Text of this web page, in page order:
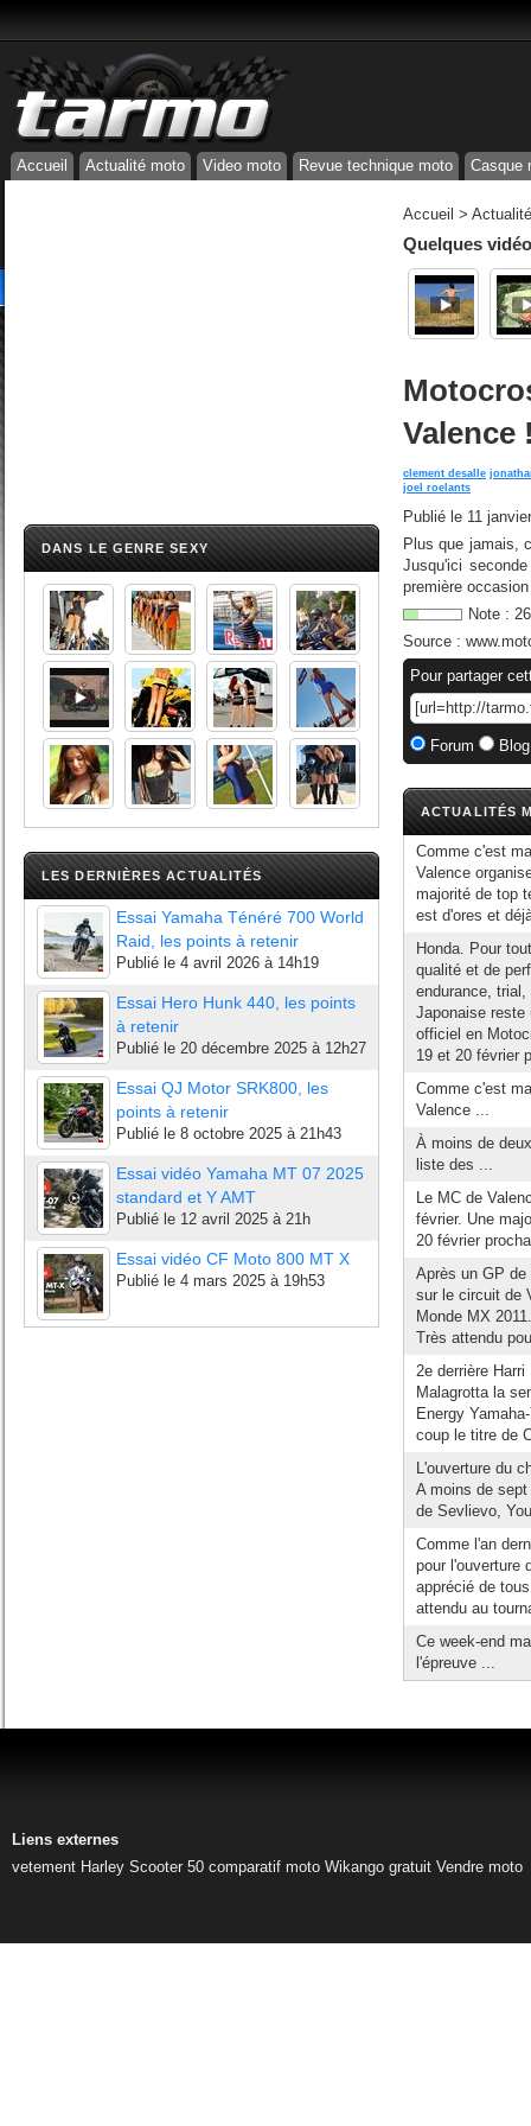
Accueil Actualité moto Video moto Revue technique moto Casque
DANS LE GENRE SEXY
LES DERNIÈRES ACTUALITÉS
Essai Yamaha Ténéré 700 World
Raid, les points à retenir
Publié le 4 avril 2026 à 14h19
Essai Hero Hunk 440, les points
à retenir
Publié le 20 décembre 2025 à 12h27
Essai QJ Motor SRK800, les
points à retenir
Publié le 8 octobre 2025 à 21h43
Essai vidéo Yamaha MT 07 2025
standard et Y AMT
Publié le 12 avril 2025 à 21h
Essai vidéo CF Moto 800 MT X
Publié le 4 mars 2025 à 19h53
Accueil >
Quelques
Valence
clement desalle
joel roelants
Publié le 11
Plus que jamais,
Jusqu'ici
première
Note : 26
Source :
Pour partager
Forum
ACTUALITÉS
Comme c'est
Valence
majorité de top
est d'ores et
Honda. Pour
qualité et de
endurance,
Japonaise reste
officiel en
19 et 20 février
Comme c'est
Valence ...
À moins de
liste des ...
Le MC de
février. Une
20 février
Après un GP
sur le circuit de
Monde MX
Très attendu
2e derrière
Malagrotta la
Energy
coup le titre de
L'ouverture du
A moins de
de Sevlievo,
Comme l'an
pour l'ouverture
apprécié de
attendu au
Ce week-end
l'épreuve ...
Liens externes
vetement Harley Scooter 50 comparatif moto Wikango gratuit Vendre moto